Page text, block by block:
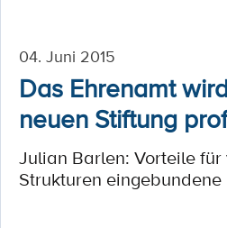
04. Juni 2015
Das Ehrenamt
neuen Stiftung
Julian Barlen: Vorteile
Strukturen